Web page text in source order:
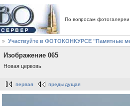
По вопросам
Участвуйте в ФОТОКОНКУРСЕ "Памятные
Изображение 065
Новая церковь
первая предыдущая